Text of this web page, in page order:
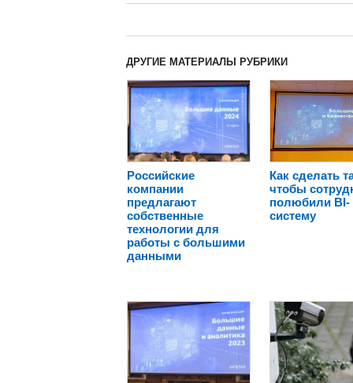
ДРУГИЕ МАТЕРИАЛЫ РУБРИКИ
Российские
компании
предлагают
собственные
технологии для
работы с большими
данными
Как сделать
чтобы
полюбили BI-
систему